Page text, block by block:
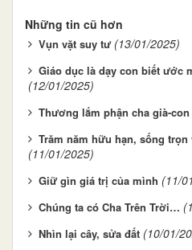
Những tin cũ hơn
Vụn vặt suy tư (13/01/2025)
Giáo dục là dạy con biết ước
(12/01/2025)
Thương lắm phận cha già-
Trăm năm hữu hạn, sống
(11/01/2025)
Giữ gìn giá trị của mình (11/
Chúng ta có Cha Trên Trời…
Nhìn lại cây, sửa đất (10/01/